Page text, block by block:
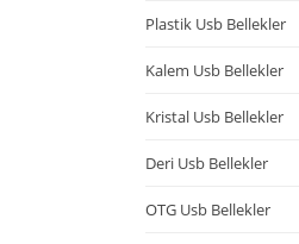
Plastik Usb Bellekler
Kalem Usb Bellekler
Kristal Usb Bellekler
Deri Usb Bellekler
OTG Usb Bellekler